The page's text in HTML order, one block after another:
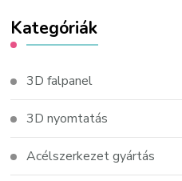
Kategóriák
3D falpanel
3D nyomtatás
Acélszerkezet gyártás